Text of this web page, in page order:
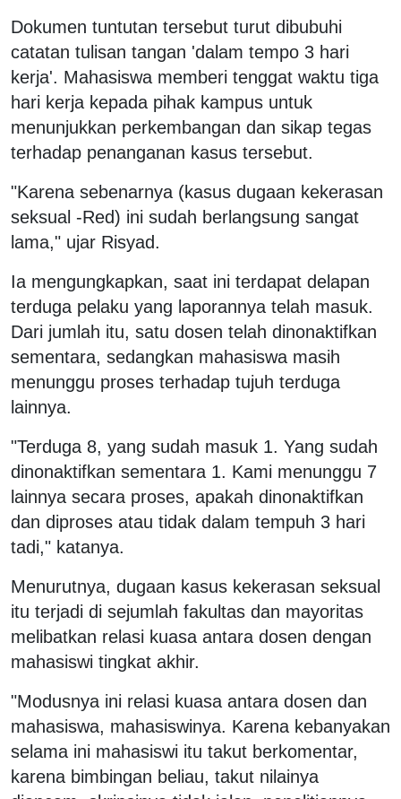
Dokumen tuntutan tersebut turut dibubuhi
catatan tulisan tangan 'dalam tempo 3 hari
kerja'. Mahasiswa memberi tenggat waktu tiga
hari kerja kepada pihak kampus untuk
menunjukkan perkembangan dan sikap tegas
terhadap penanganan kasus tersebut.
"Karena sebenarnya (kasus dugaan kekerasan
seksual -Red) ini sudah berlangsung sangat
lama," ujar Risyad.
Ia mengungkapkan, saat ini terdapat delapan
terduga pelaku yang laporannya telah masuk.
Dari jumlah itu, satu dosen telah dinonaktifkan
sementara, sedangkan mahasiswa masih
menunggu proses terhadap tujuh terduga
lainnya.
"Terduga 8, yang sudah masuk 1. Yang sudah
dinonaktifkan sementara 1. Kami menunggu 7
lainnya secara proses, apakah dinonaktifkan
dan diproses atau tidak dalam tempuh 3 hari
tadi," katanya.
Menurutnya, dugaan kasus kekerasan seksual
itu terjadi di sejumlah fakultas dan mayoritas
melibatkan relasi kuasa antara dosen dengan
mahasiswi tingkat akhir.
"Modusnya ini relasi kuasa antara dosen dan
mahasiswa, mahasiswinya. Karena kebanyakan
selama ini mahasiswi itu takut berkomentar,
karena bimbingan beliau, takut nilainya